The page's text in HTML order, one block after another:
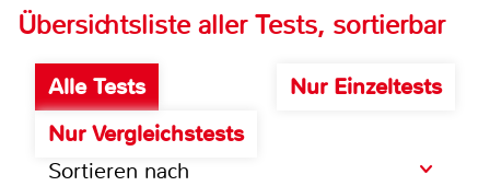
Übersichtsliste aller Tests, sortierbar
Alle Tests
Nur Einzeltests
Nur Vergleichstests
Sortieren nach